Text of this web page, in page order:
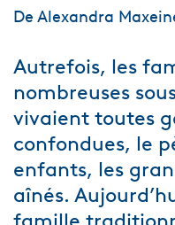
De Alexandra
Autrefois, les
nombreuses
vivaient toutes
confondues, le
enfants, les
aînés.